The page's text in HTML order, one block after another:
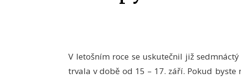
V letošním roce se uskutečnil již
trvala v době od 15 – 17. září. Pokud